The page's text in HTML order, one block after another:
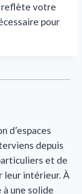
reflète votre
pour
d’espaces
depuis
et de
leur intérieur. À
à une solide